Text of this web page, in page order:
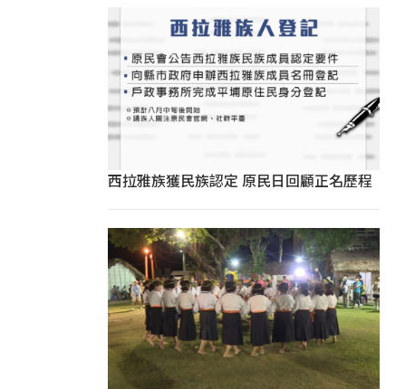
西拉雅族獲民族認定 原民日回顧正名歷程